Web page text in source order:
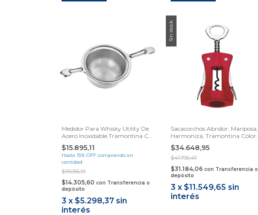
Medidor Para Whisky Utility De
Acero Inoxidable Tramontina C
Color Plateado
$15.895,11
Hasta 15% OFF comprando en
cantidad
$19.056,19
$14.305,60 con Transferencia o
depósito
3 x $5.298,37 sin
interés
Sin stock
Sacacorchos Abridor, Mariposa,
Harmoniza, Tramontina Color
Rojo
$34.648,95
$41.790,47
$31.184,06 con Transferencia o
depósito
3 x $11.549,65 sin
interés